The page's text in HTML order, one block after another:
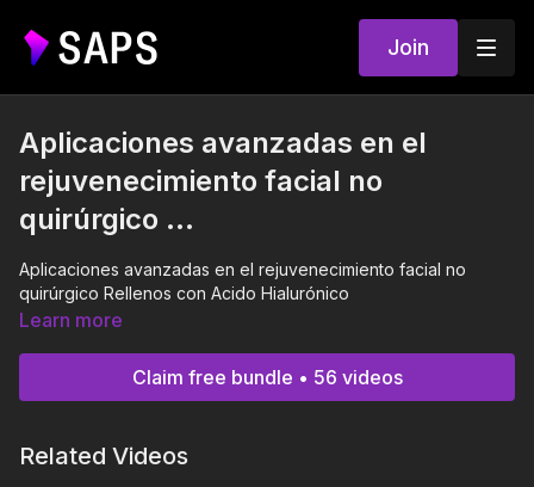
Join
Aplicaciones avanzadas en el
rejuvenecimiento facial no
quirúrgico ...
Aplicaciones avanzadas en el rejuvenecimiento facial no
quirúrgico Rellenos con Acido Hialurónico
Learn more
Claim free bundle • 56 videos
Related Videos